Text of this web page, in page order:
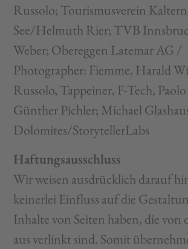
Russolo; Tourismusverein
See/Helmuth Rier; TVB
Weber; Obereggen Latemar AG /
Photographer: Fiemme, Harald
Russolo, Tappeiner, F-Tech,
Günther Pichler; Michael
Dolomites/StorytellerLabs
Haftungsausschluss
Wir weisen ausdrücklich darauf
keinerlei Einfluss auf die
Inhalte von Seiten haben, die von
aus verlinkt sind. Somit